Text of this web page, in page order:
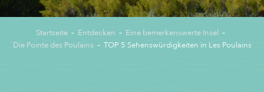
Startseite Entdecken
Eine bemerkenswerte Insel
Die Pointe des Poulains
TOP 5 Sehenswürdigkeiten in Les Poulains